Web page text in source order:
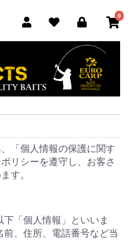
0
「個人情報の保護に関す
リシーを遵守し、お客さ
す。
「個人情報」といいま
、住所、電話番号など当